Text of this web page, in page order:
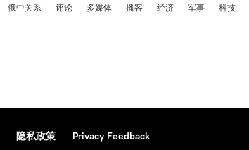
俄中关系 评论 多媒体 播客 经济 军事 科技
隐私政策 Privacy Feedback